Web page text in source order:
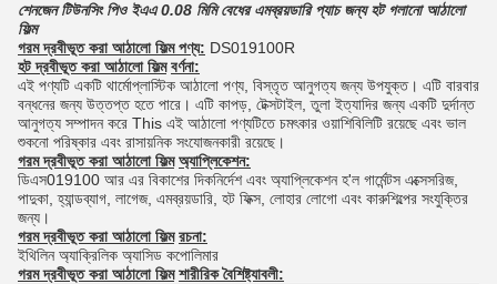
শেনজেন টিউনসিং পিও ইএএ 0.08 মিমি বেধের এমব্রয়ডারি প্যাচ জন্য হট গলানো আঠালো
ফিল্ম
গরম দ্রবীভূত করা আঠালো ফিল্ম পণ্য: DS019100R
হট দ্রবীভূত করা আঠালো ফিল্ম বর্ণনা:
এই পণ্যটি একটি থার্মোপ্লাস্টিক আঠালো পণ্য, বিস্তৃত আনুগত্য জন্য উপযুক্ত। এটি বারবার
বন্ধনের জন্য উত্তপ্ত হতে পারে। এটি কাপড়, টেক্সটাইল, তুলা ইত্যাদির জন্য একটি দুর্দান্ত
আনুগত্য সম্পাদন করে This এই আঠালো পণ্যটিতে চমৎকার ওয়াশিবিলিটি রয়েছে এবং ভাল
শুকনো পরিষ্কার এবং রাসায়নিক সংযোজনকারী রয়েছে।
গরম দ্রবীভূত করা আঠালো ফিল্ম অ্যাপ্লিকেশন:
ডিএস019100 আর এর বিকাশের দিকনির্দেশ এবং অ্যাপ্লিকেশন হ'ল গার্মেন্টস এক্সেসরিজ,
পাদুকা, হ্যান্ডব্যাগ, লাগেজ, এমব্রয়ডারি, হট ফিক্স, লোহার লোগো এবং কারুশিল্পের সংযুক্তির
জন্য।
গরম দ্রবীভূত করা আঠালো ফিল্ম রচনা:
ইথিলিন অ্যাক্রিলিক অ্যাসিড কপোলিমার
গরম দ্রবীভূত করা আঠালো ফিল্ম শারীরিক বৈশিষ্ট্যাবলী: